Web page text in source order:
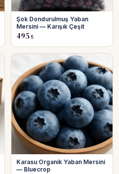
Şok Dondurulmuş Yaban
Mersini — Karışık Çeşit
495 ₺
Karasu Organik Yaban Mersini
— Bluecrop